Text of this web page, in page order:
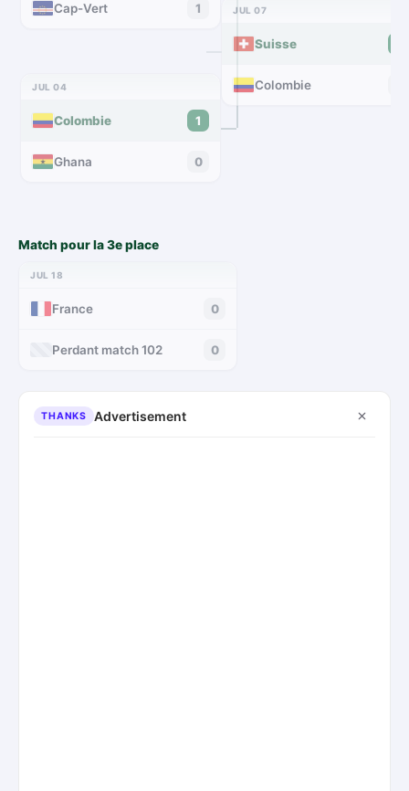
Cap-Vert 1
JUL 04
Colombie 1
Ghana 0
JUL 07
Suisse
Colombie
Match pour la 3e place
JUL 18
France 0
Perdant match 102 0
THANKS Advertisement